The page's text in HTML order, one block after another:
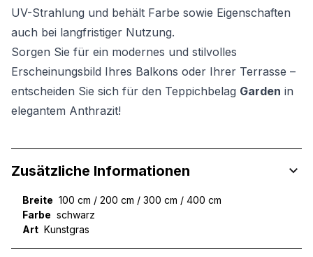
UV-Strahlung und behält Farbe sowie Eigenschaften
auch bei langfristiger Nutzung.
Sorgen Sie für ein modernes und stilvolles
Erscheinungsbild Ihres Balkons oder Ihrer Terrasse –
entscheiden Sie sich für den Teppichbelag Garden in
elegantem Anthrazit!
Zusätzliche Informationen
Breite 100 cm / 200 cm / 300 cm / 400 cm
Farbe schwarz
Art Kunstgras